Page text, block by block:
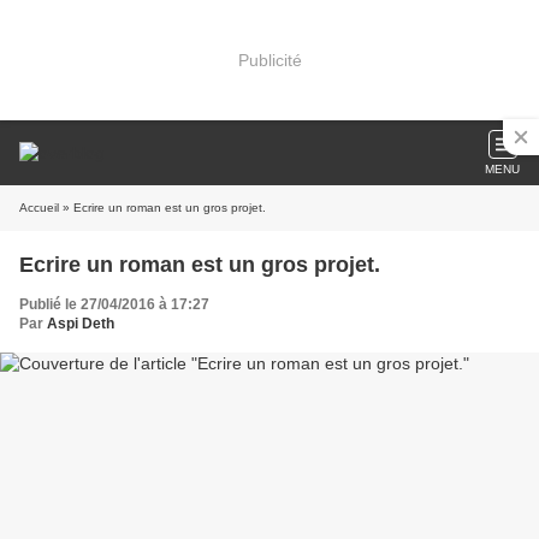
Publicité
MENU
Accueil » Ecrire un roman est un gros projet.
Ecrire un roman est un gros projet.
Publié le 27/04/2016 à 17:27
Par Aspi Deth